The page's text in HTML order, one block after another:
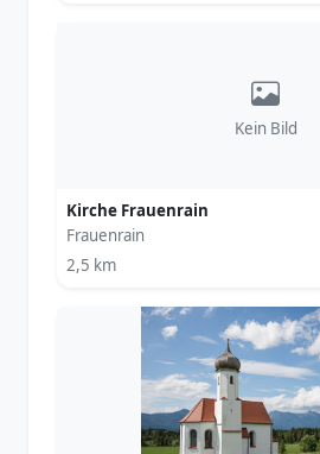
Kein Bild
Kirche Frauenrain
Frauenrain
2,5 km